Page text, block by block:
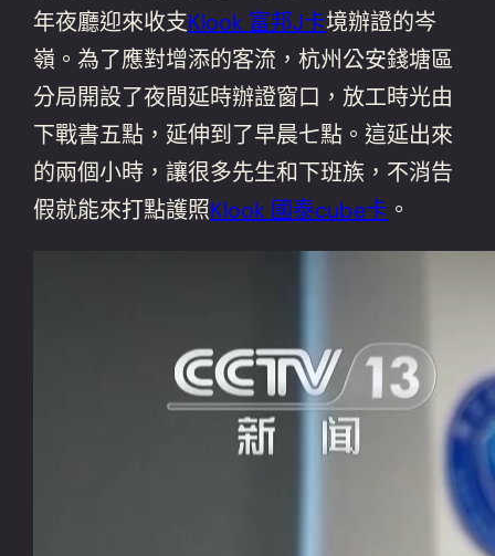
年夜廳迎來收支Klook 富邦J卡境辦證的岑
嶺。為了應對增添的客流，杭州公安錢塘區
分局開設了夜間延時辦證窗口，放工時光由
下戰書五點，延伸到了早晨七點。這延出來
的兩個小時，讓很多先生和下班族，不消告
假就能來打點護照Klook 國泰cube卡 。